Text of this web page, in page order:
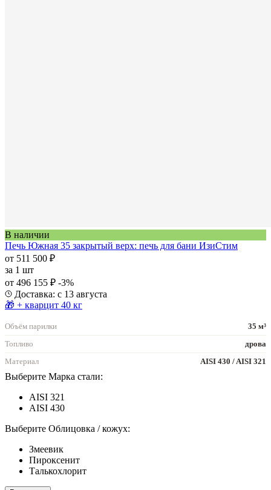
В наличии
Печь Южная 35 закрытый верх: печь для бани ИзиСтим
от 511 500 ₽
за 1 шт
от 496 155 ₽ -3%
Доставка: с 13 августа
🎁 + кварцит 40 кг
Объём парилки
35 м³
Топливо
дрова
Материал
AISI 430 / AISI 321
Выберите Марка стали:
AISI 321
AISI 430
Выберите Облицовка / кожух:
Змеевик
Пироксенит
Талькохлорит